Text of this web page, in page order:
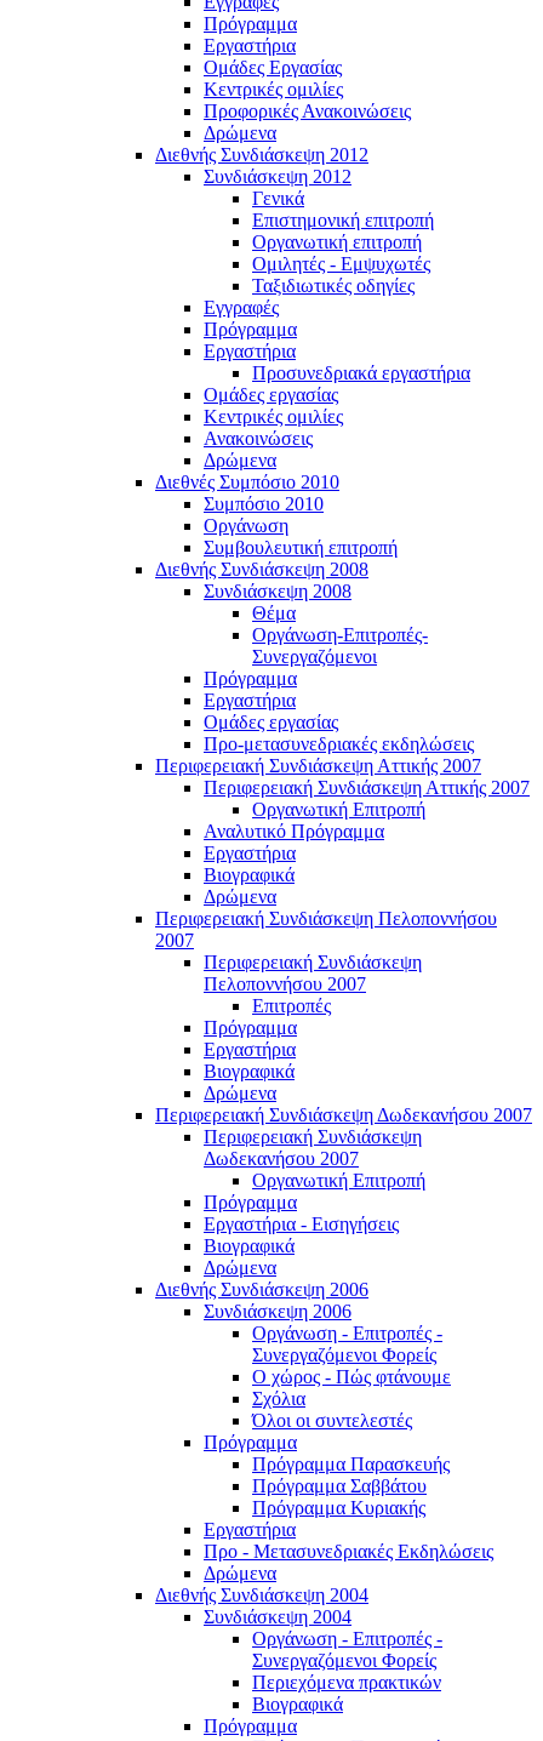
Πρόγραμμα
Εργαστήρια
Ομάδες Εργασίας
Κεντρικές ομιλίες
Προφορικές Ανακοινώσεις
Δρώμενα
Διεθνής Συνδιάσκεψη 2012
Συνδιάσκεψη 2012
Γενικά
Επιστημονική επιτροπή
Οργανωτική επιτροπή
Ομιλητές - Εμψυχωτές
Ταξιδιωτικές οδηγίες
Εγγραφές
Πρόγραμμα
Εργαστήρια
Προσυνεδριακά εργαστήρια
Ομάδες εργασίας
Κεντρικές ομιλίες
Ανακοινώσεις
Δρώμενα
Διεθνές Συμπόσιο 2010
Συμπόσιο 2010
Οργάνωση
Συμβουλευτική επιτροπή
Διεθνής Συνδιάσκεψη 2008
Συνδιάσκεψη 2008
Θέμα
Οργάνωση-Επιτροπές-
Συνεργαζόμενοι
Πρόγραμμα
Εργαστήρια
Ομάδες εργασίας
Προ-μετασυνεδριακές εκδηλώσεις
Περιφερειακή Συνδιάσκεψη Αττικής 2007
Περιφερειακή Συνδιάσκεψη Αττικής 2007
Οργανωτική Επιτροπή
Αναλυτικό Πρόγραμμα
Εργαστήρια
Βιογραφικά
Δρώμενα
Περιφερειακή Συνδιάσκεψη Πελοποννήσου
2007
Περιφερειακή Συνδιάσκεψη
Πελοποννήσου 2007
Επιτροπές
Πρόγραμμα
Εργαστήρια
Βιογραφικά
Δρώμενα
Περιφερειακή Συνδιάσκεψη Δωδεκανήσου 2007
Περιφερειακή Συνδιάσκεψη
Δωδεκανήσου 2007
Οργανωτική Επιτροπή
Πρόγραμμα
Εργαστήρια - Εισηγήσεις
Βιογραφικά
Δρώμενα
Διεθνής Συνδιάσκεψη 2006
Συνδιάσκεψη 2006
Οργάνωση - Επιτροπές -
Συνεργαζόμενοι Φορείς
Ο χώρος - Πώς φτάνουμε
Σχόλια
Όλοι οι συντελεστές
Πρόγραμμα
Πρόγραμμα Παρασκευής
Πρόγραμμα Σαββάτου
Πρόγραμμα Κυριακής
Εργαστήρια
Προ - Μετασυνεδριακές Εκδηλώσεις
Δρώμενα
Διεθνής Συνδιάσκεψη 2004
Συνδιάσκεψη 2004
Οργάνωση - Επιτροπές -
Συνεργαζόμενοι Φορείς
Περιεχόμενα πρακτικών
Βιογραφικά
Πρόγραμμα